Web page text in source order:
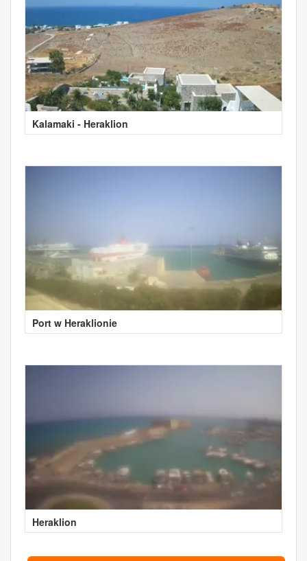
Kalamaki - Heraklion
Port w Heraklionie
Heraklion